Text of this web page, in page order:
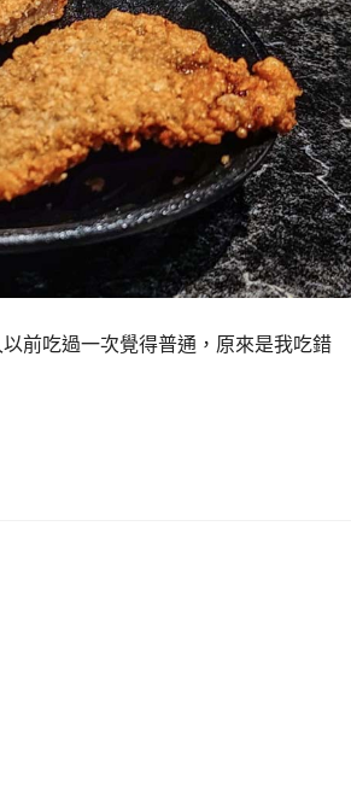
前吃過一次覺得普通，原來是我吃錯